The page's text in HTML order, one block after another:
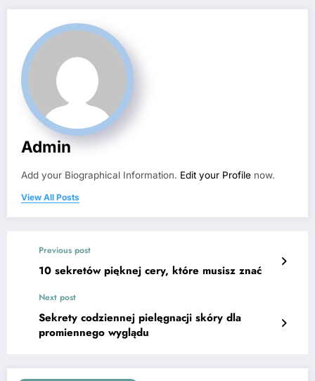
Admin
Add your Biographical Information. Edit your Profile now.
View All Posts
Previous post
10 sekretów pięknej cery, które musisz znać
Next post
Sekrety codziennej pielęgnacji skóry dla
promiennego wyglądu